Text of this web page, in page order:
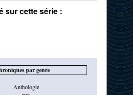
sur cette série :
par genre
Anthologie